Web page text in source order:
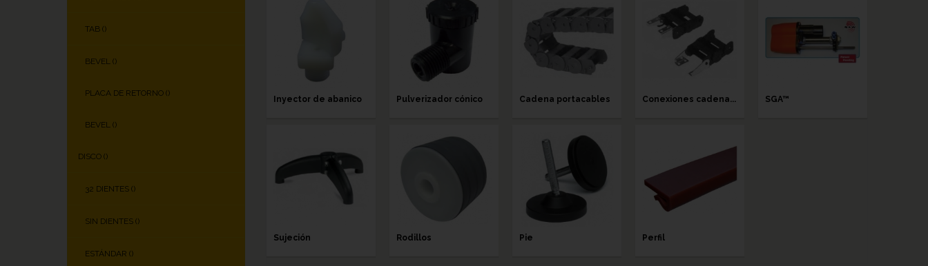
TAB ()
BEVEL ()
PLACA DE RETORNO ()
BEVEL ()
DISCO ()
32 DIENTES ()
SIN DIENTES ()
ESTÁNDAR ()
Inyector de abanico Pulverizador cónico Cadena portacables Conexiones cadena... SGA™
Sujeción Rodillos Pie Perfil